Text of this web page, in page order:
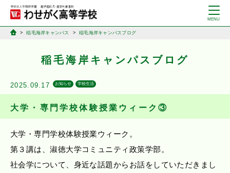
稲毛海岸キャンパス 稲毛海岸キャンパスブログ
稲毛海岸キャンパスブログ
2025.09.17 お知らせ 学校生活
大学・専門学校体験授業ウィーク③
大学・専門学校体験授業ウィーク。
第３講は、淑徳大学コミュニティ政策学部。
社会学について、身近な話題からお話をしていただきまし